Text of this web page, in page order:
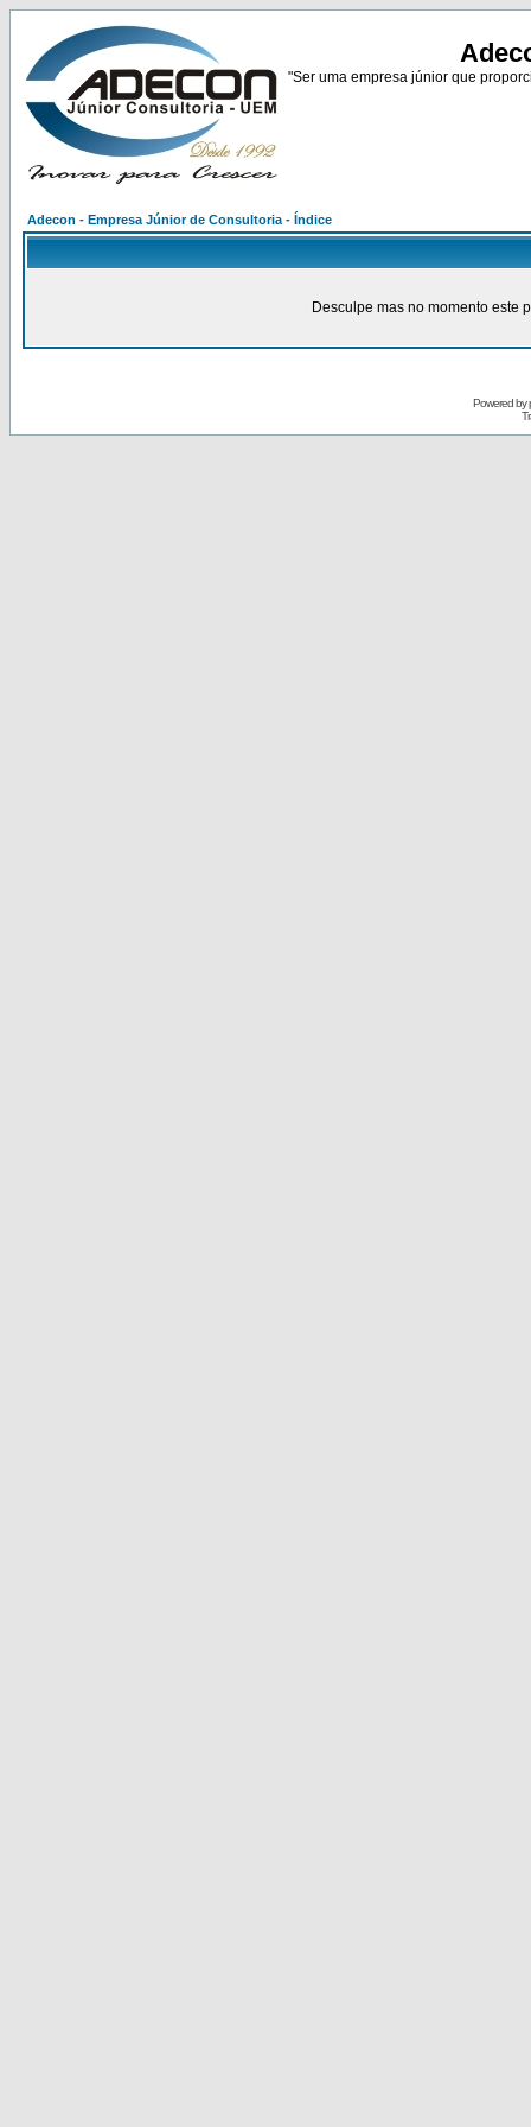
"Ser uma empresa júnior que
Adecon - Empresa Júnior de Consultoria - Índice
Desculpe mas no momento este
Powered by